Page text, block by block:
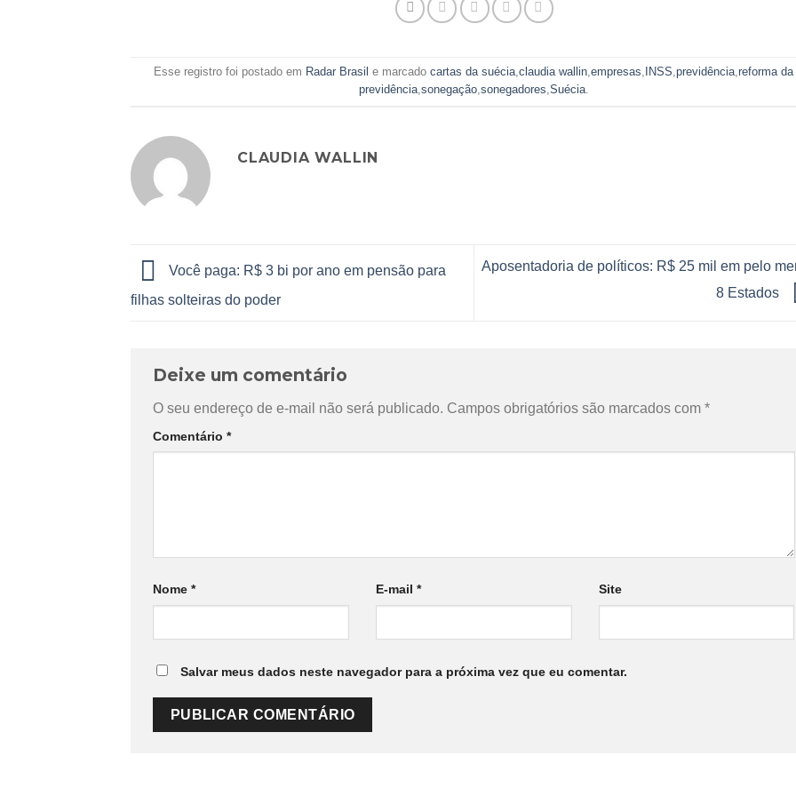
Esse registro foi postado em Radar Brasil e marcadocartas da suécia,claudia wallin,empresas, INSS,previdência,reforma da
previdência,sonegação,sonegadores,Suécia.
CLAUDIA WALLIN
Você paga: R$ 3 bi por ano em pensão para
filhas solteiras do poder
Aposentadoria de políticos: R$ 25 mil em pelo
8 Estados
Deixe um comentário
O seu endereço de e-mail não será publicado. Campos obrigatórios são marcados com *
Comentário *
Nome * E-mail * Site
Salvar meus dados neste navegador para a próxima vez que eu comentar.